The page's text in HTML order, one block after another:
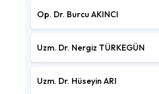
Op. Dr. Burcu AKINCI
Uzm. Dr. Nergiz TÜRKEGÜN
Uzm. Dr. Hüseyin ARI